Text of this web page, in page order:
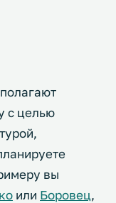
с целью
вы
или Боровец,